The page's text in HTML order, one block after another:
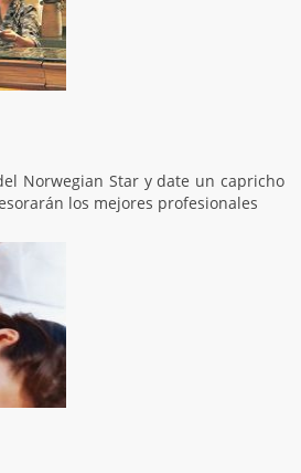
Norwegian Star y date un capricho
los mejores profesionales